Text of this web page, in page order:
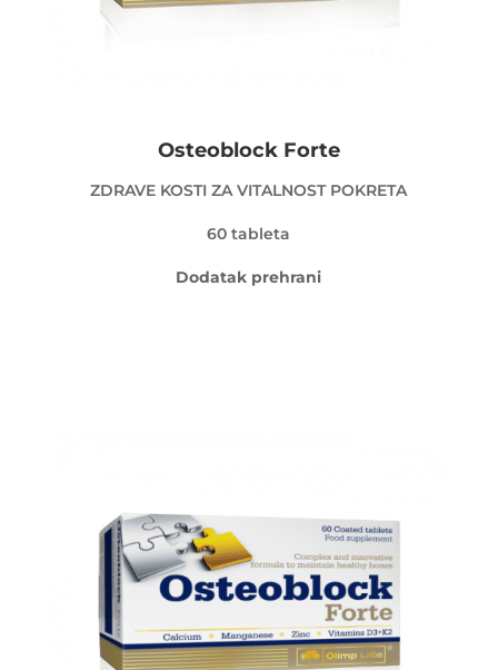
Osteoblock Forte
ZDRAVE KOSTI ZA VITALNOST POKRETA
60 tableta
Dodatak prehrani